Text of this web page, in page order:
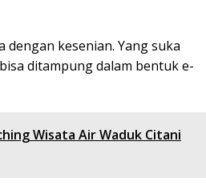
kesenian. Yang suka
ditampung dalam bentuk e-
Wisata Air Waduk Citani